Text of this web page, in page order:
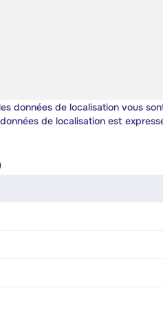
données de localisation vous
de localisation est